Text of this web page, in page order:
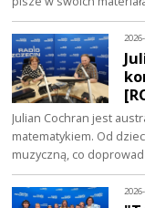
Julian Cochran jest
matematykiem. Od
muzyczną, co